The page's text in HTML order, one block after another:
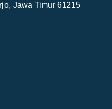
Jawa Timur 61215